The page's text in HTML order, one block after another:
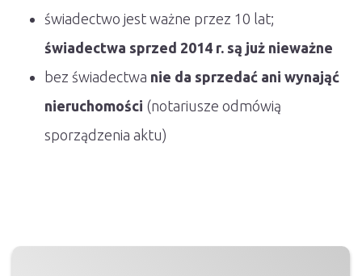
świadectwo jest ważne przez 10 lat;
świadectwa sprzed 2014 r. są już nieważne
bez świadectwa nie da sprzedać ani wynająć
nieruchomości (notariusze odmówią
sporządzenia aktu)